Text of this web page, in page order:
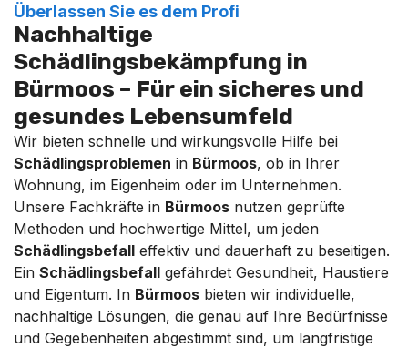
Überlassen Sie es dem Profi
Nachhaltige
Schädlingsbekämpfung in
Bürmoos – Für ein sicheres und
gesundes Lebensumfeld
Wir bieten schnelle und wirkungsvolle Hilfe bei
Schädlingsproblemen in Bürmoos, ob in Ihrer
Wohnung, im Eigenheim oder im Unternehmen.
Unsere Fachkräfte in Bürmoos nutzen geprüfte
Methoden und hochwertige Mittel, um jeden
Schädlingsbefall effektiv und dauerhaft zu beseitigen.
Ein Schädlingsbefall gefährdet Gesundheit, Haustiere
und Eigentum. In Bürmoos bieten wir individuelle,
nachhaltige Lösungen, die genau auf Ihre Bedürfnisse
und Gegebenheiten abgestimmt sind, um langfristige